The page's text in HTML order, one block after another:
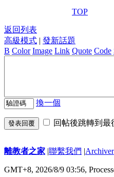
TOP
返回列表
高級模式 | 發新話題
B Color Image Link Quote Code
換一個
發表回覆 回帖後跳轉到最
離教者之家 |聯繫我們 |Archiver
GMT+8, 2026/8/9 03:56,